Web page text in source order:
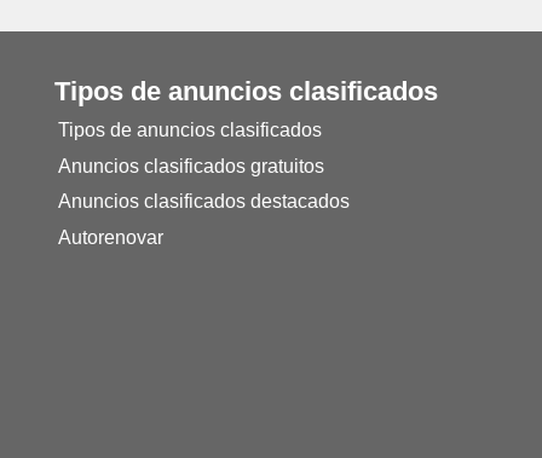
Tipos de anuncios clasificados
Tipos de anuncios clasificados
Anuncios clasificados gratuitos
Anuncios clasificados destacados
Autorenovar